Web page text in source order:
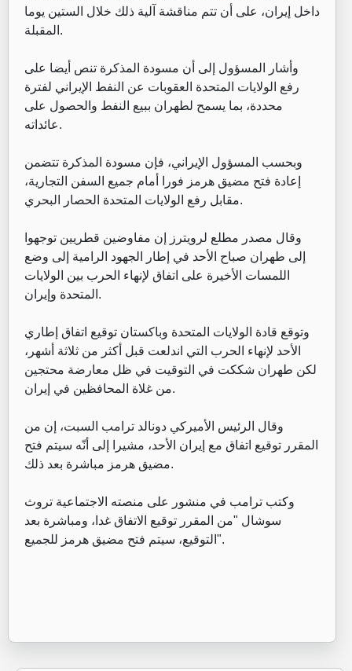
داخل إيران، على أن تتم مناقشة آلية ذلك خلال الستين يوما
المقبلة.
وأشار المسؤول إلى أن مسودة المذكرة تنص أيضا على
رفع الولايات المتحدة العقوبات عن النفط الإيراني لفترة
محددة، بما يسمح لطهران ببيع النفط والحصول على
عائداته.
وبحسب المسؤول الإيراني، فإن مسودة المذكرة تتضمن
إعادة فتح مضيق هرمز فورا أمام جميع السفن التجارية،
مقابل رفع الولايات المتحدة الحصار البحري.
وقال مصدر مطلع لرويترز إن مفاوضين قطريين توجهوا
إلى طهران صباح الأحد في إطار الجهود الرامية إلى وضع
اللمسات الأخيرة على اتفاق لإنهاء الحرب بين الولايات
المتحدة وإيران.
وتوقع قادة الولايات المتحدة وباكستان توقيع اتفاق إطاري
الأحد لإنهاء الحرب التي اندلعت قبل أكثر من ثلاثة أشهر،
لكن طهران شككت في التوقيت في ظل معارضة محتجين
من غلاة المحافظين في إيران.
وقال الرئيس الأميركي دونالد ترامب السبت، إن من
المقرر توقيع اتفاق مع إيران الأحد، مشيرا إلى أنّه سيتم فتح
مضيق هرمز مباشرة بعد ذلك.
وكتب ترامب في منشور على منصته الاجتماعية تروث
سوشال "من المقرر توقيع الاتفاق غدا، ومباشرة بعد
التوقيع، سيتم فتح مضيق هرمز للجميع".